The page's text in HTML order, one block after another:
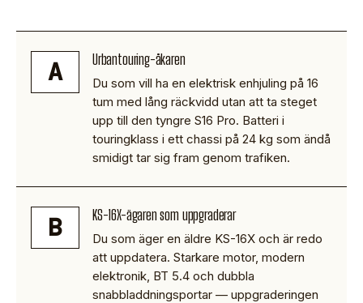
A Urbantouring-åkaren
Du som vill ha en elektrisk enhjuling på 16
tum med lång räckvidd utan att ta steget
upp till den tyngre S16 Pro. Batteri i
touringklass i ett chassi på 24 kg som ändå
smidigt tar sig fram genom trafiken.
B KS-16X-ägaren som uppgraderar
Du som äger en äldre KS-16X och är redo
att uppdatera. Starkare motor, modern
elektronik, BT 5.4 och dubbla
snabbladdningsportar — uppgraderingen